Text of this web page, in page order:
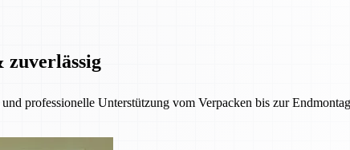
zuverlässig
professionelle Unterstützung vom Verpacken bis zur